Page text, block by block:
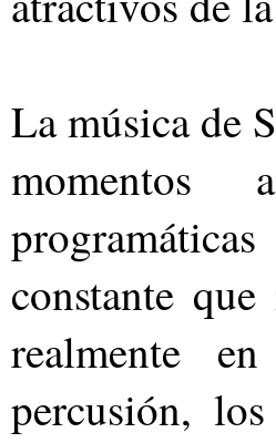
La música de
momentos
constante
realmente
percusión,